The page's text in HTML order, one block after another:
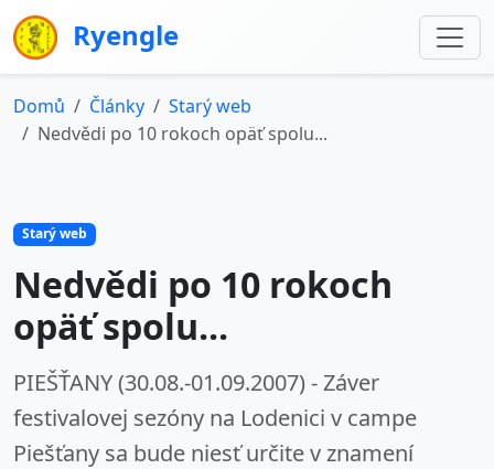
Ryengle
Domů Články
Starý web
Nedvědi po 10 rokoch opäť spolu...
Starý web
Nedvědi po 10 rokoch
opäť spolu...
PIEŠŤANY (30.08.-01.09.2007) - Záver
festivalovej sezóny na Lodenici v campe
Piešťany sa bude niesť určite v znamení